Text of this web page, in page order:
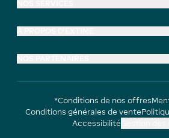
*Conditions de nos offres
Conditions générales de vente
Accessibilité